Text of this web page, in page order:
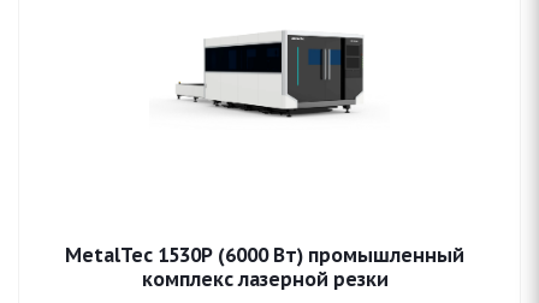
MetalTec 1530P (6000 Вт) промышленный
комплекс лазерной резки